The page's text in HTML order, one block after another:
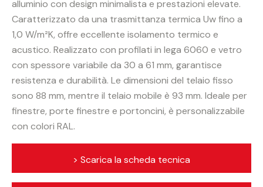
alluminio con design minimalista e prestazioni elevate.
Caratterizzato da una trasmittanza termica Uw fino a
1,0 W/m²K, offre eccellente isolamento termico e
acustico. Realizzato con profilati in lega 6060 e vetro
con spessore variabile da 30 a 61 mm, garantisce
resistenza e durabilità. Le dimensioni del telaio fisso
sono 88 mm, mentre il telaio mobile è 93 mm. Ideale per
finestre, porte finestre e portoncini, è personalizzabile
con colori RAL.
> Scarica la scheda tecnica